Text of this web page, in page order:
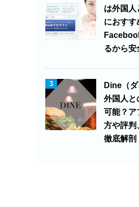
は外国人
におすす
るから安
3
Dine（
外国人と
可能？ア
方や評判
徹底解剖